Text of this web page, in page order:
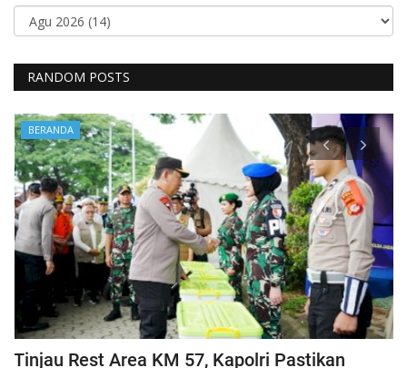
RANDOM POSTS
BERANDA
Tinjau Rest Area KM 57, Kapolri Pastikan